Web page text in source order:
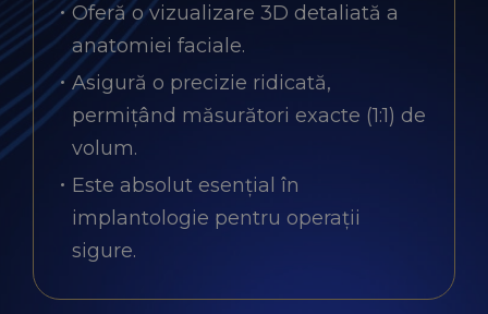
Oferă o vizualizare 3D detaliată a
anatomiei faciale.
Asigură o precizie ridicată,
permițând măsurători exacte (1:1) de
volum.
Este absolut esențial în
implantologie pentru operații
sigure.